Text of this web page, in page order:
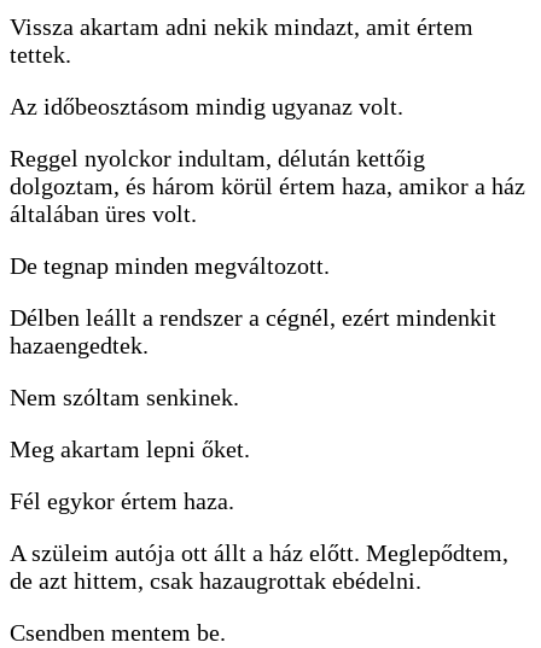
Vissza akartam adni nekik mindazt, amit értem
tettek.
Az időbeosztásom mindig ugyanaz volt.
Reggel nyolckor indultam, délután kettőig
dolgoztam, és három körül értem haza, amikor a ház
általában üres volt.
De tegnap minden megváltozott.
Délben leállt a rendszer a cégnél, ezért mindenkit
hazaengedtek.
Nem szóltam senkinek.
Meg akartam lepni őket.
Fél egykor értem haza.
A szüleim autója ott állt a ház előtt. Meglepődtem,
de azt hittem, csak hazaugrottak ebédelni.
Csendben mentem be.